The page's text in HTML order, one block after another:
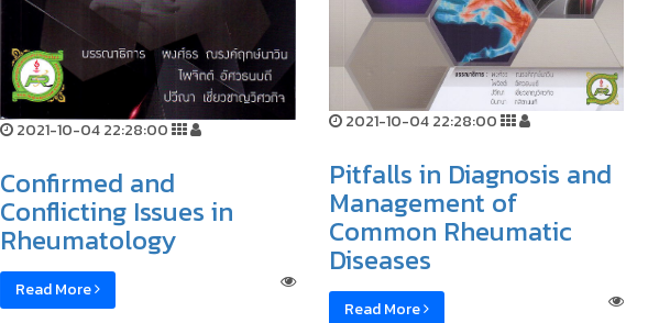
2021-10-04 22:28:00
Confirmed and
Conflicting Issues in
Rheumatology
Read More
2021-10-04 22:28:00
Pitfalls in Diagnosis and
Management of
Common Rheumatic
Diseases
Read More